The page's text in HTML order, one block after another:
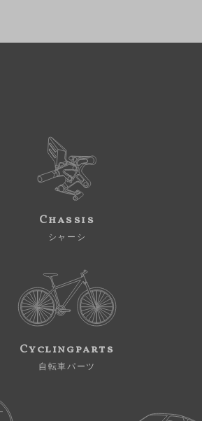
Chassis
シャーシ
Cyclingparts
自転車パーツ